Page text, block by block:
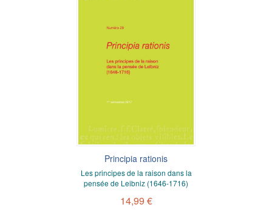
Principia rationis
Les principes de la raison dans la
pensée de Leibniz (1646-1716)
14,99 €